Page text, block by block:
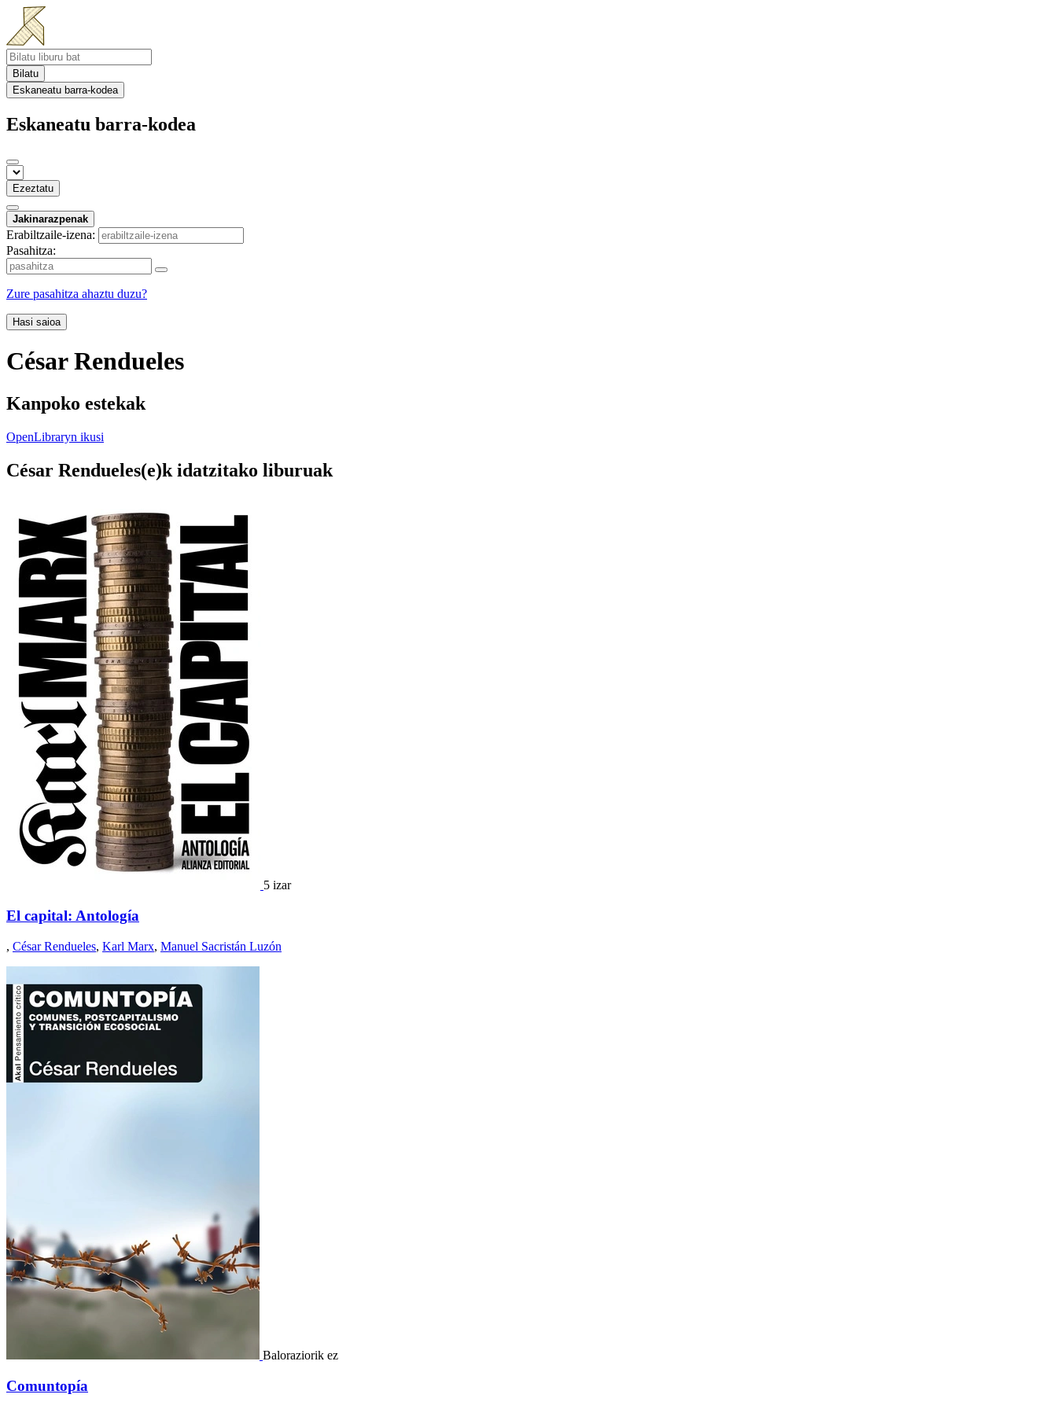
Bilatu
Eskaneatu barra-kodea
Eskaneatu barra-kodea
Ezeztatu
Jakinarazpenak
Erabiltzaile-izena:
Pasahitza:
Zure pasahitza ahaztu duzu?
Hasi saioa
César Rendueles
Kanpoko estekak
OpenLibraryn ikusi
César Rendueles(e)k idatzitako liburuak
5 izar
El capital: Antología
, César Rendueles, Karl Marx, Manuel Sacristán Luzón
Baloraziorik ez
Comuntopía